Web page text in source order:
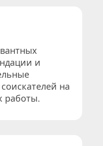
и
на
работы.